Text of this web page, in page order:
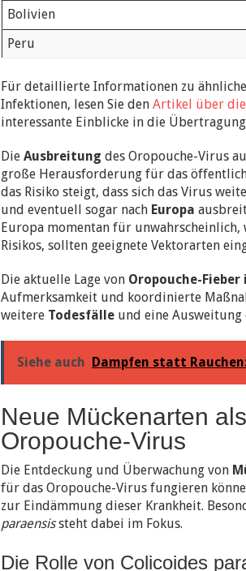
Bolivien
Peru
Für detaillierte Informationen zu
Infektionen, lesen Sie den Artikel über
interessante Einblicke in die
Die Ausbreitung des Oropouche-Virus
große Herausforderung für das
das Risiko steigt, dass sich das Virus
und eventuell sogar nach Europa
Europa momentan für
Risikos, sollten geeignete Vektorarten
Die aktuelle Lage von Oropouche-
Aufmerksamkeit und koordinierte
weitere Todesfälle und eine Ausweitung
Siehe auch Dampfen statt
Neue Mückenarten
Oropouche-Virus
Die Entdeckung und Überwachung von
für das Oropouche-Virus fungieren
zur Eindämmung dieser Krankheit.
paraensissteht dabei im Fokus.
Die Rolle von Colicoides